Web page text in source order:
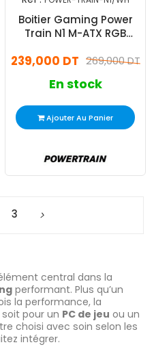
Boitier Gaming Power
Train N1 M-ATX RGB
269,000 DT
239,000 DT
En stock
Ajouter Au Panier
3
central dans la
performant. Plus qu’un
la performance, la
pour un PC de jeu ou un
choisi avec soin selon les
intégrer.